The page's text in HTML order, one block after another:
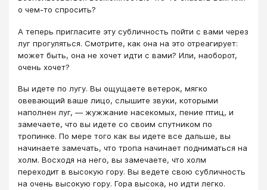
о чем-то спросить?
А теперь пригласите эту субличность пойти с вами через
луг прогуляться. Смотрите, как она на это отреагирует:
может быть, она не хочет идти с вами? Или, наоборот,
очень хочет?
Вы идете по лугу. Вы ощущаете ветерок, мягко
овевающий ваше лицо, слышите звуки, которыми
наполнен луг, — жужжание насекомых, пение птиц, и
замечаете, что вы идете со своим спутником по
тропинке. По мере того как вы идете все дальше, вы
начинаете замечать, что тропа начинает подниматься на
холм. Восходя на него, вы замечаете, что холм
переходит в высокую гору. Вы ведете свою субличность
на очень высокую гору. Гора высока, но идти легко.